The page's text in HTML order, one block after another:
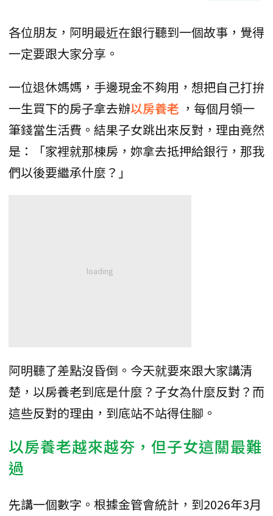
各位朋友，阿明最近在銀行聽到一個故事，覺得
一定要跟大家分享。
一位退休媽媽，手邊現金不夠用，想把自己打拚
一生買下的房子拿去辦以房養老 ，每個月領一
筆錢當生活費。結果子女跳出來反對，理由竟然
是：「家裡就那棟房，妳拿去抵押給銀行，那我
們以後要繼承什麼？」
阿明聽了差點沒昏倒。今天就要來跟大家講清
楚，以房養老到底是什麼？子女為什麼反對？而
這些反對的理由，到底站不站得住腳。
以房養老越來越夯，但子女這關最難
過
先講一個數字。根據金管會統計，到2026年3月